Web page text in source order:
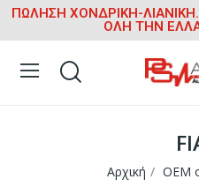
ΠΩΛΗΣΗ ΧΟΝΔΡΙΚΗ-
ΟΛΗ ΤΗΝ
Αρχική OEM